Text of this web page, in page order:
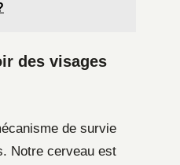
des visages
de survie
Notre cerveau est